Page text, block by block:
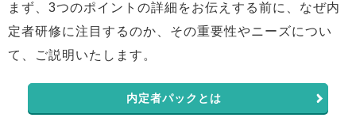
まず、3つのポイントの詳細をお伝えする前に、なぜ内
定者研修に注目するのか、その重要性やニーズについ
て、ご説明いたします。
内定者パックとは